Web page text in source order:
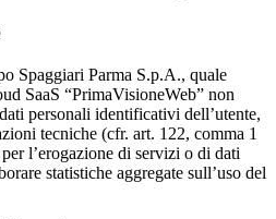
Spaggiari Parma S.p.A., quale
SaaS “PrimaVisioneWeb” non
personali identificativi dell’utente,
tecniche (cfr. art. 122, comma 1
l’erogazione di servizi o di dati
statistiche aggregate sull’uso del